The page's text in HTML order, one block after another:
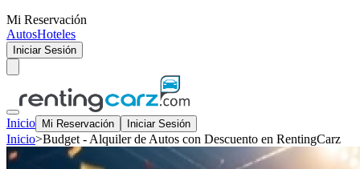
Mi Reservación
AutosHoteles
Iniciar Sesión
Inicio Mi Reservación Iniciar Sesión
Inicio>Budget - Alquiler de Autos con Descuento en RentingCarz